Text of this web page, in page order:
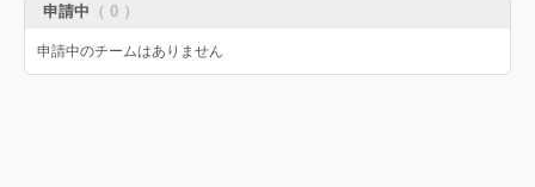
申請中 （ 0 ）
申請中のチームはありません